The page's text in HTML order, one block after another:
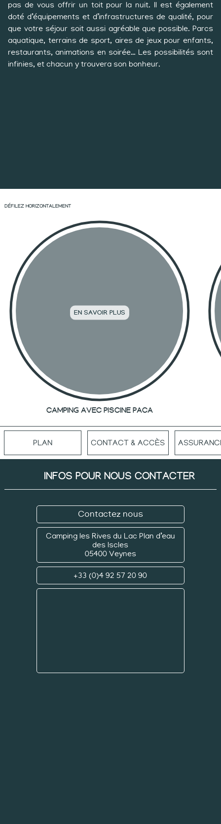
pas de vous offrir un toit pour la nuit. Il est également
doté d’équipements et d’infrastructures de qualité, pour
que votre séjour soit aussi agréable que possible. Parcs
aquatique, terrains de sport, aires de jeux pour enfants,
restaurants, animations en soirée… Les possibilités sont
infinies, et chacun y trouvera son bonheur.
DÉFILEZ HORIZONTALEMENT
CAMPING AVEC PISCINE PACA
PLAN CONTACT & ACCÈS
INFOS POUR NOUS CONTACTER
Contactez nous
Camping les Rives du Lac Plan d’eau
des Iscles
05400 Veynes
+33 (0)4 92 57 20 90